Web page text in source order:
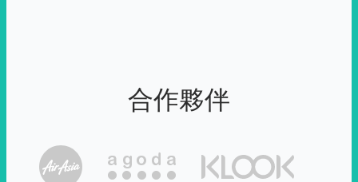
合作夥伴